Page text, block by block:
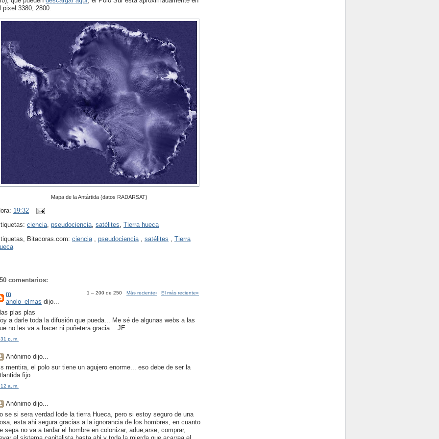
pixel 3380, 2800.
Mapa de la Antártida (datos RADARSAT)
19:32
ciencia pseudociencia satélites Tierra hueca
Bitacoras.com: ciencia pseudociencia satélites
Tierra
comentarios:
1 – 200 de 250 Más reciente› El más reciente»
m
anolo_elmas dijo...
plas plas
a darle toda la difusión que pueda... Me sé de algunas webs a las
no les va a hacer ni puñetera gracia... JE
p. m.
Anónimo dijo...
mentira, el polo sur tiene un agujero enorme... eso debe de ser la
fijo
a. m.
Anónimo dijo...
se si sera verdad lode la tierra Hueca, pero si estoy seguro de una
esta ahi segura gracias a la ignorancia de los hombres, en cuanto
sepa no va a tardar el hombre en colonizar, adue;arse, comprar,